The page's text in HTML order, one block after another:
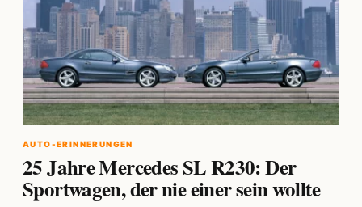
AUTO-ERINNERUNGEN
25 Jahre Mercedes SL R230: Der
Sportwagen, der nie einer sein wollte